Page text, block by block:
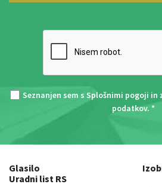
Seznanjen sem s Splošnimi pogoji in
podatkov. *
Glasilo
Uradni list RS